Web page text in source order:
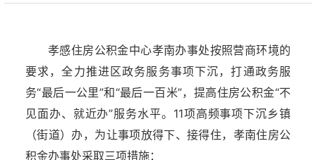
孝感住房公积金中心孝南办事处按照营商环境的
要求，全力推进区政务服务事项下沉，打通政务服
务“最后一公里”和“最后一百米”，提高住房公积金“不
见面办、就近办”服务水平。11项高频事项下沉乡镇
（街道）办，为让事项放得下、接得住，孝南住房公
积金办事处采取三项措施：